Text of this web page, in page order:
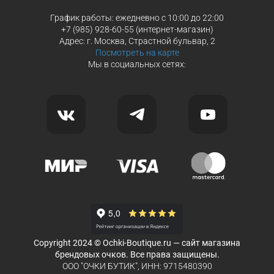
График работы: ежедневно с 10:00 до 22:00
+7 (985) 928-60-55 (интернет-магазин)
Адрес: г. Москва, Страстной бульвар, 2
Посмотреть на карте
Мы в социальных сетях:
Copyright 2024 © Ochki-Boutique.ru — сайт магазина
брендовых очков. Все права защищены.
ООО "ОЧКИ БУТИК", ИНН: 9715480390